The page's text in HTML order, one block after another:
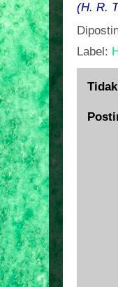
(H. R.
Label: